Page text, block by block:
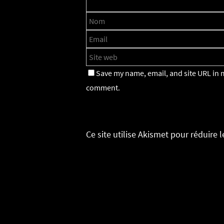
Save my name, email, and site URL
comment.
Ce site utilise Akismet pour réduire